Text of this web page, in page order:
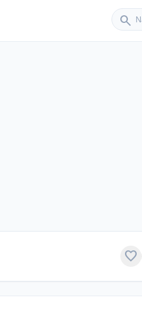
search
Sender
favorite